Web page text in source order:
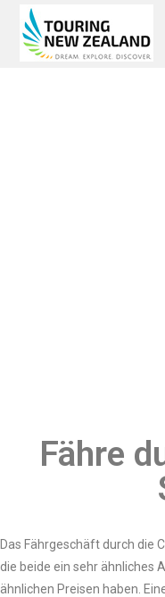
Fähre
Das Fährgeschäft durch die
die beide ein sehr ähnliches
ähnlichen Preisen haben.